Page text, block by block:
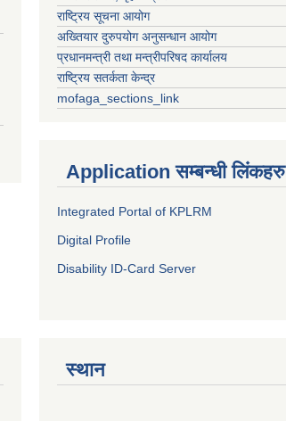
राष्ट्रिय सूचना आयोग
अख्तियार दुरुपयोग अनुसन्धान आयोग
प्रधानमन्त्री तथा मन्त्रीपरिषद कार्यालय
राष्ट्रिय सतर्कता केन्द्र
mofaga_sections_link
Application सम्बन्धी लिंकहरु
Integrated Portal of KPLRM
Digital Profile
Disability ID-Card Server
स्थान